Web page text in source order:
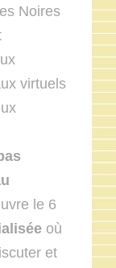
Noires
virtuels
le 6
où
et